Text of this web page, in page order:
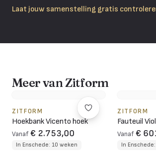
Laat jouw samenstelling gratis
Meer van Zitform
ZITFORM
Hoekbank Vicento hoek
Vanaf € 2.753,00
In Enschede: 10 weken
ZITFORM
Fauteuil
Vanaf €
In